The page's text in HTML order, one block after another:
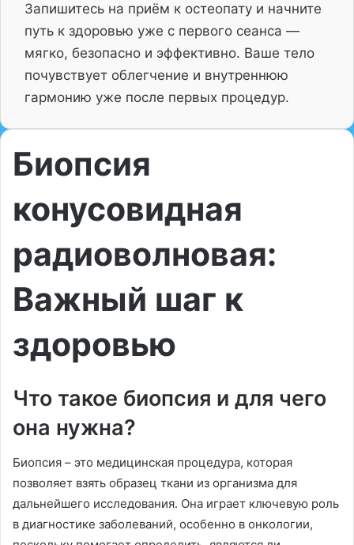
Запишитесь на приём к остеопату и начните
путь к здоровью уже с первого сеанса —
мягко, безопасно и эффективно. Ваше тело
почувствует облегчение и внутреннюю
гармонию уже после первых процедур.
Биопсия
конусовидная
радиоволновая:
Важный шаг к
здоровью
Что такое биопсия и для чего
она нужна?
Биопсия – это медицинская процедура, которая
позволяет взять образец ткани из организма для
дальнейшего исследования. Она играет ключевую роль
в диагностике заболеваний, особенно в онкологии,